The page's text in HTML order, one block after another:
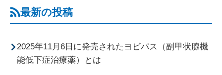
最新の投稿
2025年11月6日に発売されたヨビパス（副甲状腺機
能低下症治療薬）とは